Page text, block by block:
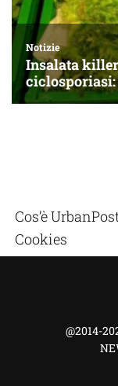
Cos’è
Cookies
@2014-